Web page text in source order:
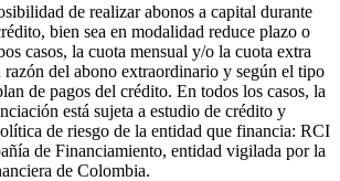
de realizar abonos a capital durante
bien sea en modalidad reduce plazo o
casos, la cuota mensual y/o la cuota extra
razón del abono extraordinario y según el tipo
de pagos del crédito. En todos los casos, la
está sujeta a estudio de crédito y
de riesgo de la entidad que financia: RCI
de Financiamiento, entidad vigilada por la
de Colombia.